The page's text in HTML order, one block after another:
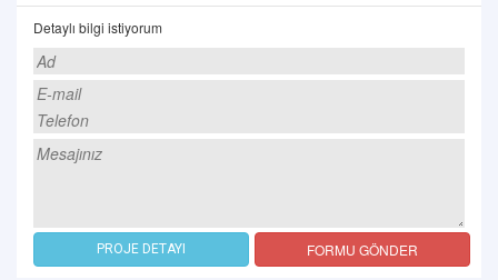
Detaylı bilgi istiyorum
PROJE DETAYI FORMU GÖNDER